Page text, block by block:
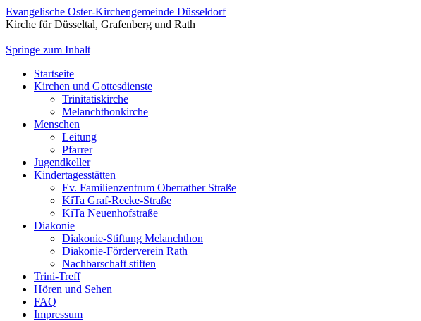
Evangelische Oster-Kirchengemeinde Düsseldorf
Kirche für Düsseltal, Grafenberg und Rath
Springe zum Inhalt
Startseite
Kirchen und Gottesdienste
Trinitatiskirche
Melanchthonkirche
Menschen
Leitung
Pfarrer
Jugendkeller
Kindertagesstätten
Ev. Familienzentrum Oberrather Straße
KiTa Graf-Recke-Straße
KiTa Neuenhofstraße
Diakonie
Diakonie-Stiftung Melanchthon
Diakonie-Förderverein Rath
Nachbarschaft stiften
Trini-Treff
Hören und Sehen
FAQ
Impressum